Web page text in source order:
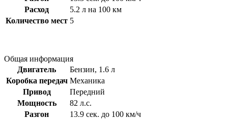
Расход
5.2 л на 100 км
Количество мест 5
Общая информация
Двигатель
Бензин, 1.6 л
Коробка передач Механика
Привод
Передний
Мощность
82 л.с.
Разгон
13.9 сек. до 100 км/ч